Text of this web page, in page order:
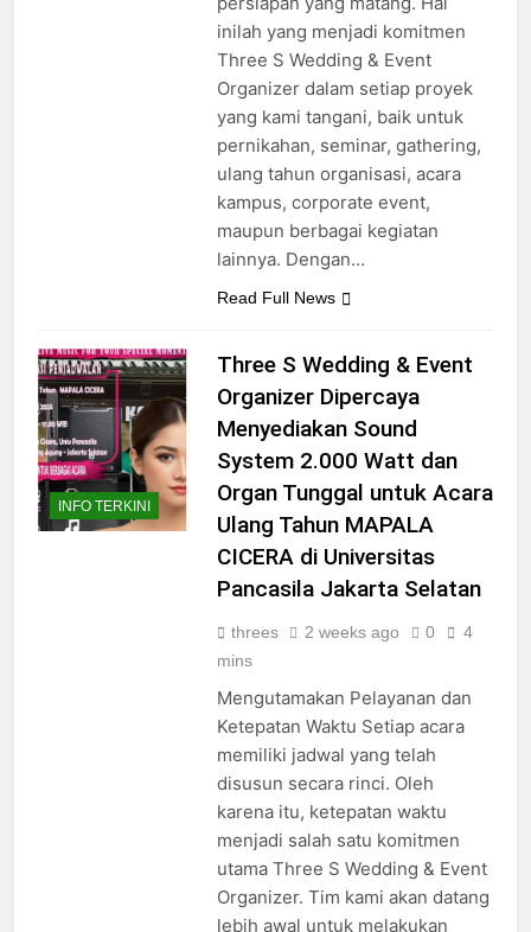
persiapan yang matang. Hal
inilah yang menjadi komitmen
Three S Wedding & Event
Organizer dalam setiap proyek
yang kami tangani, baik untuk
pernikahan, seminar, gathering,
ulang tahun organisasi, acara
kampus, corporate event,
maupun berbagai kegiatan
lainnya. Dengan…
INFO TERKINI
Three S Wedding & Event
Organizer Dipercaya
Menyediakan Sound
System 2.000 Watt dan
Organ Tunggal untuk Acara
Ulang Tahun MAPALA
CICERA di Universitas
threes
Mengutamakan Pelayanan dan
Ketepatan Waktu Setiap acara
memiliki jadwal yang telah
disusun secara rinci. Oleh
karena itu, ketepatan waktu
menjadi salah satu komitmen
utama Three S Wedding & Event
Organizer. Tim kami akan datang